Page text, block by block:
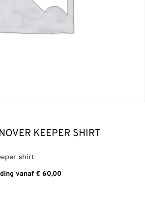
KEEPER SHIRT
shirt
vanaf € 60,00